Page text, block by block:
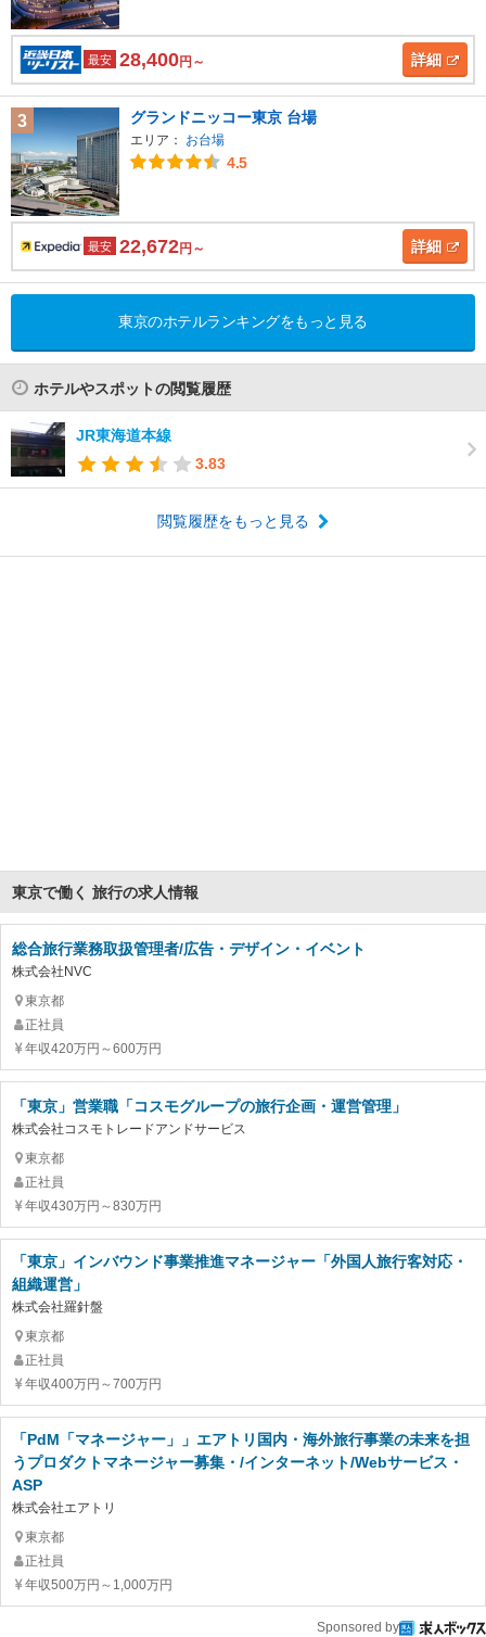
最安 28,400円～ 詳細
3 グランドニッコー東京 台場
エリア： お台場
4.5
最安 22,672円～ 詳細
東京のホテルランキングをもっと見る
ホテルやスポットの閲覧履歴
JR東海道本線
3.83
閲覧履歴をもっと見る
東京で働く 旅行の求人情報
総合旅行業務取扱管理者/広告・デザイン・イベント
株式会社NVC
東京都
正社員
年収420万円～600万円
「東京」営業職「コスモグループの旅行企画・運営管理」
株式会社コスモトレードアンドサービス
東京都
正社員
年収430万円～830万円
「東京」インバウンド事業推進マネージャー「外国人旅行客対応・
組織運営」
株式会社羅針盤
東京都
正社員
年収400万円～700万円
「PdM「マネージャー」」エアトリ国内・海外旅行事業の未来を担
うプロダクトマネージャー募集・/インターネット/Webサービス・
ASP
株式会社エアトリ
東京都
正社員
年収500万円～1,000万円
Sponsored by